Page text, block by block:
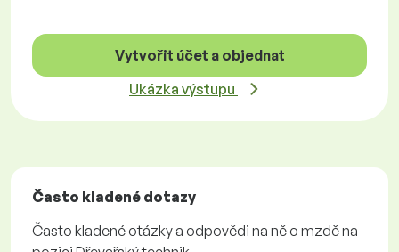
Vytvořit účet a objednat
Ukázka výstupu
Často kladené dotazy
Často kladené otázky a odpovědi na ně o mzdě na